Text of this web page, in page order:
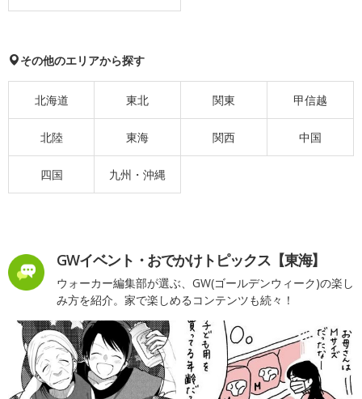
その他のエリアから探す
北海道 東北 関東 甲信越
北陸 東海 関西 中国
四国 九州・沖縄
GWイベント・おでかけトピックス【東海】
ウォーカー編集部が選ぶ、GW(ゴールデンウィーク)の楽し
み方を紹介。家で楽しめるコンテンツも続々！